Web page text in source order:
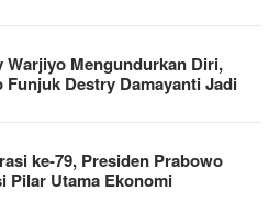
Warjiyo Mengundurkan Diri,
Funjuk Destry Damayanti Jadi
ke-79, Presiden Prabowo
Pilar Utama Ekonomi